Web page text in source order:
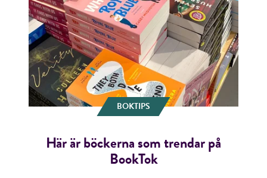
BOKTIPS
Här är böckerna som trendar på
BookTok